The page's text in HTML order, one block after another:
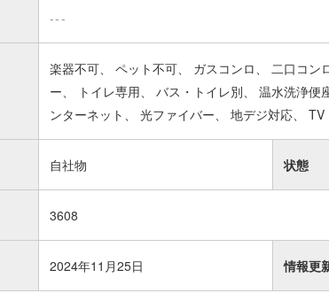
---
楽器不可 ペット不可 ガスコンロ
二口コン
ー
トイレ専用 バス・トイレ別
温水洗浄便
ンターネット
光ファイバー 地デジ対応 TV
自社物 状態
3608
2024年11月25日 情報更